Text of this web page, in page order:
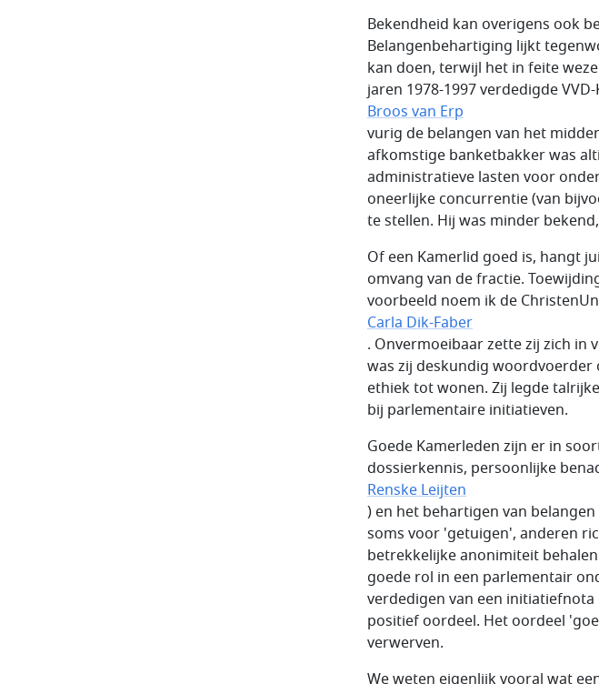
Bekendheid kan overigens ook
Belangenbehartiging lijkt
kan doen, terwijl het in feite
jaren 1978-1997 verdedigde
Broos van Erp
vurig de belangen van het
afkomstige banketbakker was
administratieve lasten voor
oneerlijke concurrentie (van
te stellen. Hij was minder
Of een Kamerlid goed is, hangt
omvang van de fractie.
voorbeeld noem ik de
Carla Dik-Faber
. Onvermoeibaar zette zij zich in
was zij deskundig woordvoerder
ethiek tot wonen. Zij legde
bij parlementaire initiatieven.
Goede Kamerleden zijn er in
dossierkennis, persoonlijke
Renske Leijten
) en het behartigen van
soms voor 'getuigen', anderen
betrekkelijke anonimiteit
goede rol in een parlementair
verdedigen van een
positief oordeel. Het oordeel
verwerven.
We weten eigenlijk vooral wat